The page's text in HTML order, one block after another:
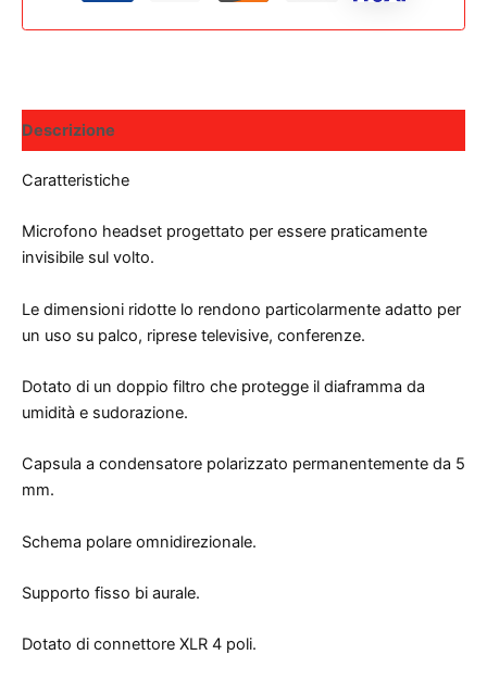
Descrizione
Caratteristiche
Microfono headset progettato per essere praticamente
invisibile sul volto.
Le dimensioni ridotte lo rendono particolarmente adatto per
un uso su palco, riprese televisive, conferenze.
Dotato di un doppio filtro che protegge il diaframma da
umidità e sudorazione.
Capsula a condensatore polarizzato permanentemente da 5
mm.
Schema polare omnidirezionale.
Supporto fisso bi aurale.
Dotato di connettore XLR 4 poli.